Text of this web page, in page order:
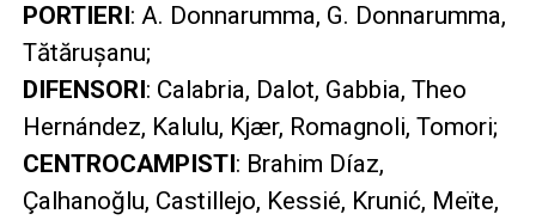
PORTIERI : A. Donnarumma, G. Donnarumma,
Tătărușanu;
DIFENSORI : Calabria, Dalot, Gabbia, Theo
Hernández, Kalulu, Kjær, Romagnoli, Tomori;
CENTROCAMPISTI : Brahim Díaz,
Çalhanoğlu, Castillejo, Kessié, Krunić, Meïte,